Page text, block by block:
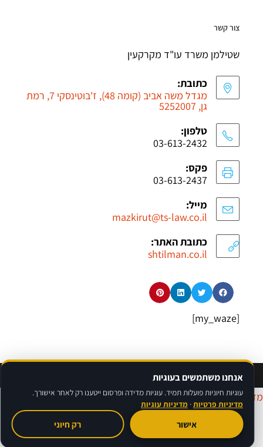
צור קשר
שטילמן משרד עו"ד מקרקעין
כתובת:
מגדל משה אביב (קומה 48), ז'בוטינסקי 7, רמת
גן, 5252007
טלפון:
03-613-2432
פקס:
03-613-2437
מייל:
mazkirut@ts-law.co.il
כתובת האתר:
shtilman.co.il
©אברהם רגבסקיבניית אתרים לעורכי דין avinu.co.il | גד שטילמן חברת עו"ד מקרקעין
אנחנו משתמשים בעוגיות
עוגיות חיוניות פועלות תמיד. עוגיות מדידה ופרסום ייטענו רק לאחר אישורך.
מדיניות פרטיות· מדיניות עוגיות
אישור רק חיוני
פרטיות| מדיניות עוגיות|תנאי שימוש|הצהרת נגישות